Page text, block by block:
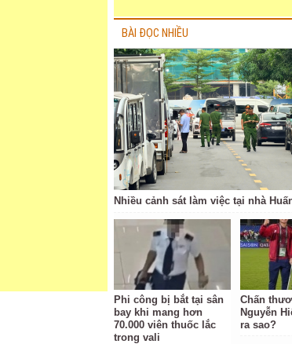
BÀI ĐỌC NHIỀU
Nhiều cảnh sát làm việc tại nhà
Phi công bị bắt tại sân
bay khi mang hơn
70.000 viên thuốc lắc
trong vali
Chấn
Nguyễn
ra sao?